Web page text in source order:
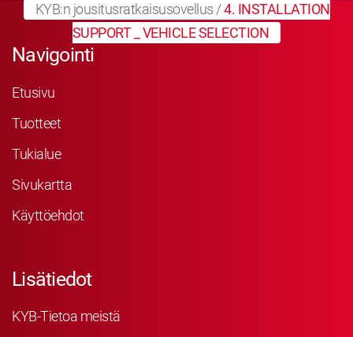
KYB:n jousitusratkaisusovellus /4. INSTALLATION
SUPPORT _ VEHICLE SELECTION
Navigointi
Etusivu
Tuotteet
Tukialue
Sivukartta
Käyttöehdot
Lisätiedot
KYB-Tietoa meistä